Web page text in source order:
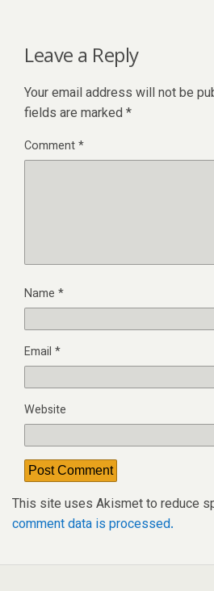
Leave a Reply
Your email address will not be
fields are marked *
Comment*
Name *
Email *
Website
This site uses Akismet to reduce
comment data is processed.